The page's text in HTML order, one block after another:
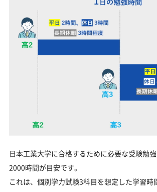
日本工業大学に合格するために必要な受験勉
2000時間が目安です。
これは、個別学力試験3科目を想定した学習時